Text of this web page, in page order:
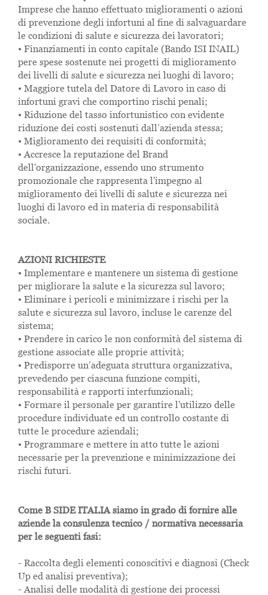
Imprese che hanno effettuato miglioramenti o azioni
di prevenzione degli infortuni al fine di salvaguardare
le condizioni di salute e sicurezza dei lavoratori;
• Finanziamenti in conto capitale (Bando ISI INAIL)
pere spese sostenute nei progetti di miglioramento
dei livelli di salute e sicurezza nei luoghi di lavoro;
• Maggiore tutela del Datore di Lavoro in caso di
infortuni gravi che comportino rischi penali;
• Riduzione del tasso infortunistico con evidente
riduzione dei costi sostenuti dall’azienda stessa;
• Miglioramento dei requisiti di conformità;
• Accresce la reputazione del Brand
dell'organizzazione, essendo uno strumento
promozionale che rappresenta l'impegno al
miglioramento dei livelli di salute e sicurezza nei
luoghi di lavoro ed in materia di responsabilità
sociale.
AZIONI RICHIESTE
• Implementare e mantenere un sistema di gestione
per migliorare la salute e la sicurezza sul lavoro;
• Eliminare i pericoli e minimizzare i rischi per la
salute e sicurezza sul lavoro, incluse le carenze del
sistema;
• Prendere in carico le non conformità del sistema di
gestione associate alle proprie attività;
• Predisporre un’adeguata struttura organizzativa,
prevedendo per ciascuna funzione compiti,
responsabilità e rapporti interfunzionali;
• Formare il personale per garantire l'utilizzo delle
procedure individuate ed un controllo costante di
tutte le procedure aziendali;
• Programmare e mettere in atto tutte le azioni
necessarie per la prevenzione e minimizzazione dei
rischi futuri.
Come B SIDE ITALIA siamo in grado di fornire alle
aziende la consulenza tecnico / normativa necessaria
per le seguenti fasi:
- Raccolta degli elementi conoscitivi e diagnosi (Check
Up ed analisi preventiva);
- Analisi delle modalità di gestione dei processi